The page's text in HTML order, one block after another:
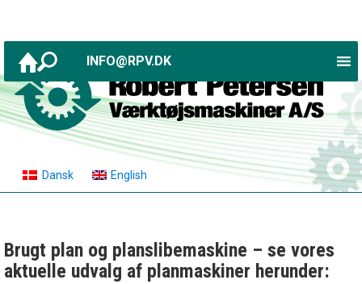
Dansk English
INFO@RPV.DK
Brugt plan og planslibemaskine – se vores
aktuelle udvalg af planmaskiner herunder: